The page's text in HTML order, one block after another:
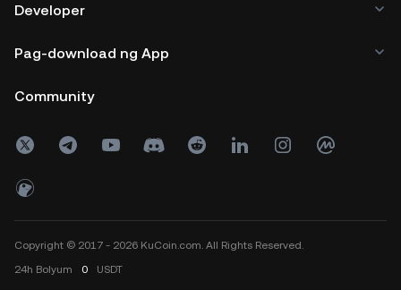
Developer
Pag-download ng App
Community
Copyright © 2017 - 2026 KuCoin.com. All Rights Reserved.
24h Bolyum 0 USDT